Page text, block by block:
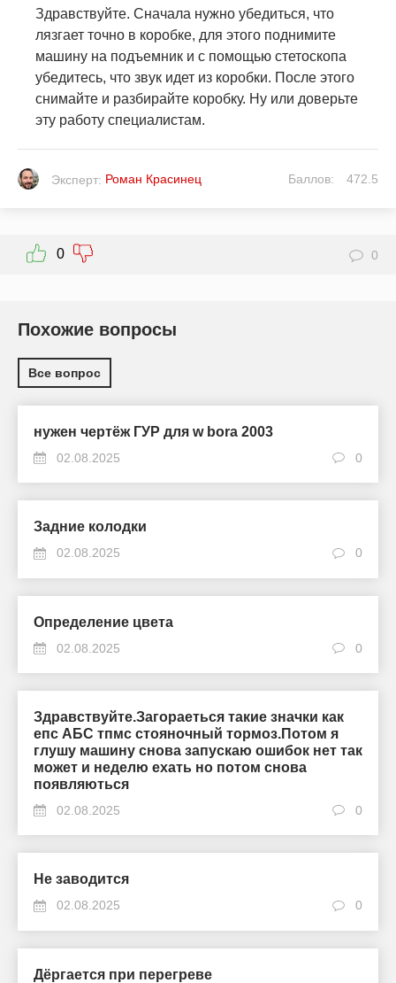
Здравствуйте. Сначала нужно убедиться, что
лязгает точно в коробке, для этого поднимите
машину на подъемник и с помощью стетоскопа
убедитесь, что звук идет из коробки. После этого
снимайте и разбирайте коробку. Ну или доверьте
эту работу специалистам.
Эксперт: Роман Красинец Баллов: 472.5
0 0
Похожие вопросы
Все вопрос
нужен чертёж ГУР для w bora 2003
02.08.2025 0
Задние колодки
02.08.2025 0
Определение цвета
02.08.2025 0
Здравствуйте.Загораеться такие значки как
епс АБС тпмс стояночный тормоз.Потом я
глушу машину снова запускаю ошибок нет так
может и неделю ехать но потом снова
появляються
02.08.2025 0
Не заводится
02.08.2025 0
Дёргается при перегреве